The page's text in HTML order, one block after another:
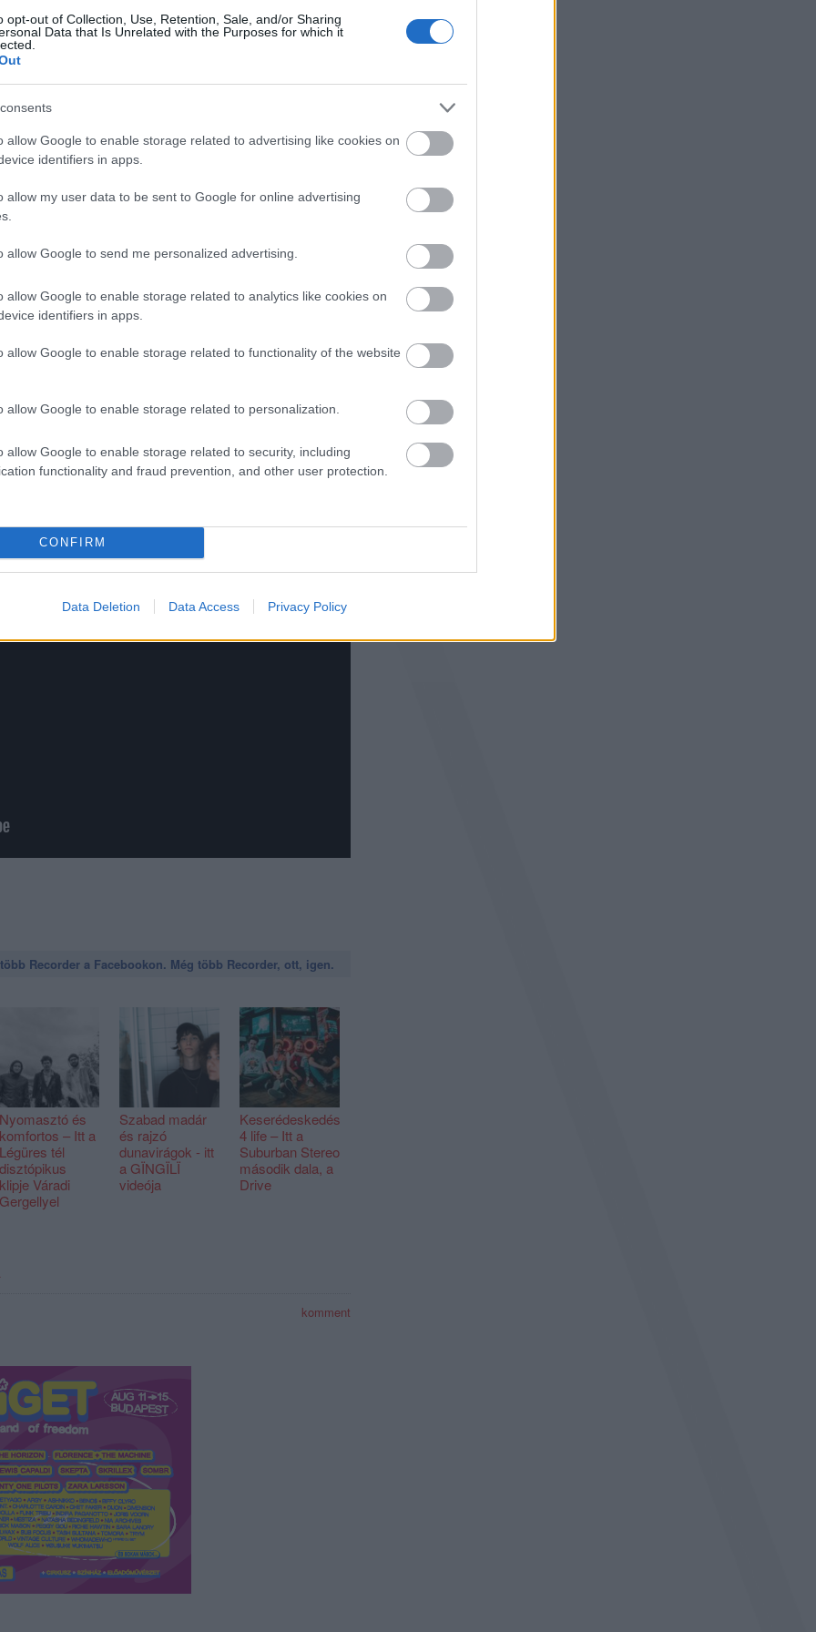
opt-out of Collection, Use, Retention, Sale, and/or Sharing
Data that Is Unrelated with the Purposes for which it
allow Google to enable storage related to advertising like cookies on
identifiers in apps.
allow my user data to be sent to Google for online advertising
allow Google to send me personalized advertising.
allow Google to enable storage related to analytics like cookies on
identifiers in apps.
allow Google to enable storage related to functionality of the website
allow Google to enable storage related to personalization.
allow Google to enable storage related to security, including
functionality and fraud prevention, and other user protection.
CONFIRM
Data Deletion Data Access Privacy Policy
senki, újszerű gondolatokat átadni.
NB-nek maradni.
még csak most jön a java, de azért büszkélkedhetünk,
lettünk.
a frontember:
életnek és utunk során csatlakoznak hozzánk, akikkel egy
:
Recorder a Facebookon. Még több Recorder, ott, igen.
Nyomasztó és
komfortos – Itt a
Légüres tél
disztópikus
klipje Váradi
Gergellyel
Szabad madár
és rajzó
dunavirágok - itt
a GÏNGÏLÏ
videója
Keserédeskedés
4 life – Itt a
Suburban Stereo
második dala, a
Drive
komment